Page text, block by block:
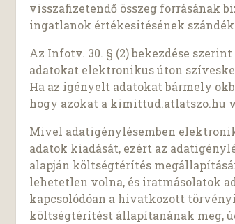
visszafizetendő összeg forrásának
ingatlanok értékesitésének
Az Infotv. 30. § (2) bekezdése
adatokat elektronikus úton
Ha az igényelt adatokat bármely
hogy azokat a kimittud.atlatszo.hu
Mivel adatigénylésemben
adatok kiadását, ezért az
alapján költségtérítés
lehetetlen volna, és iratmásolatok
kapcsolódóan a hivatkozott
költségtérítést állapítanának meg,